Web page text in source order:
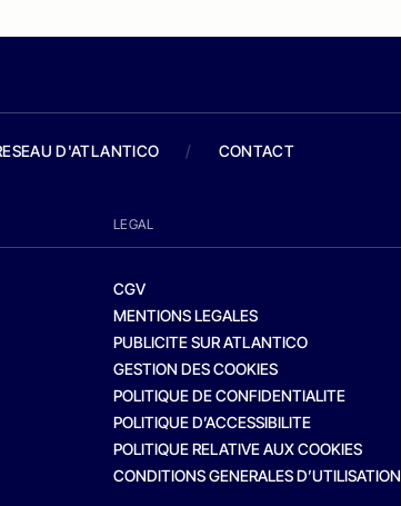
D'ATLANTICO / CONTACT
LEGAL
CGV
MENTIONS LEGALES
PUBLICITE SUR ATLANTICO
GESTION DES COOKIES
POLITIQUE DE CONFIDENTIALITE
POLITIQUE D’ACCESSIBILITE
POLITIQUE RELATIVE AUX COOKIES
CONDITIONS GENERALES D’UTILISATION